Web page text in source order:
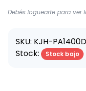
Debés loguearte para ver
SKU: KJH-
Stock:
Stock bajo